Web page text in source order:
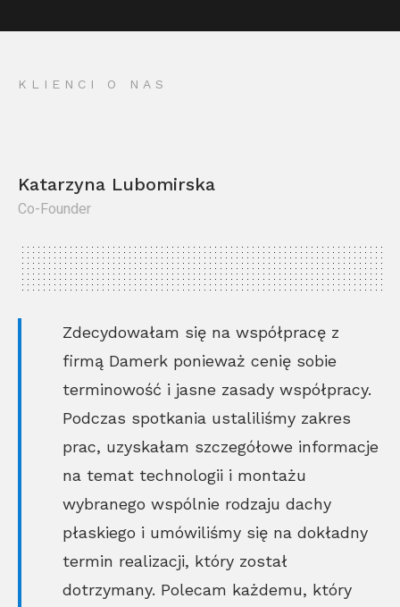
KLIENCI O NAS
Katarzyna Lubomirska
Co-Founder
Zdecydowałam się na współpracę z
firmą Damerk ponieważ cenię sobie
terminowość i jasne zasady współpracy.
Podczas spotkania ustaliliśmy zakres
prac, uzyskałam szczegółowe informacje
na temat technologii i montażu
wybranego wspólnie rodzaju dachy
płaskiego i umówiliśmy się na dokładny
termin realizacji, który został
dotrzymany. Polecam każdemu, który